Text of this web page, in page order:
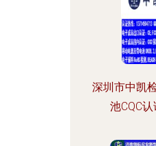
深圳市中凯
池CQC